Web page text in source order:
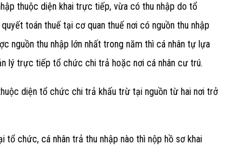
thuộc diện khai trực tiếp, vừa có thu nhập do tổ
toán thuế tại cơ quan thuế nơi có nguồn thu nhập
nguồn thu nhập lớn nhất trong năm thì cá nhân tự lựa
lý trực tiếp tổ chức chi trả hoặc nơi cá nhân cư trú.
diện tổ chức chi trả khấu trừ tại nguồn từ hai nơi trở
tổ chức, cá nhân trả thu nhập nào thì nộp hồ sơ khai